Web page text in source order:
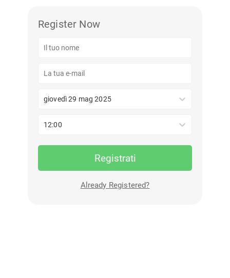
Register Now
giovedì 29 mag 2025
12:00
Registrati
Already Registered?